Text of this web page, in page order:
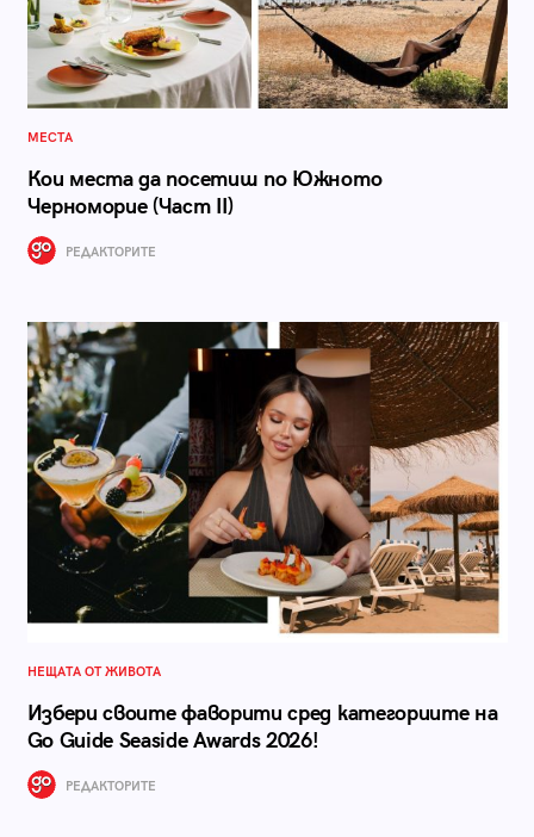
МЕСТА
Кои места да посетиш по Южното
Черноморие (Част II)
РЕДАКТОРИТЕ
НЕЩАТА ОТ ЖИВОТА
Избери своите фаворити сред категориите на
Go Guide Seaside Awards 2026!
РЕДАКТОРИТЕ